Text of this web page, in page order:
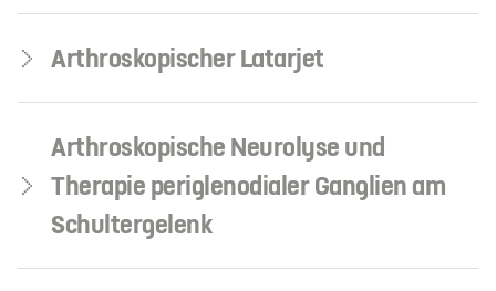
Arthroskopischer Latarjet
Arthroskopische Neurolyse und
Therapie periglenodialer Ganglien am
Schultergelenk